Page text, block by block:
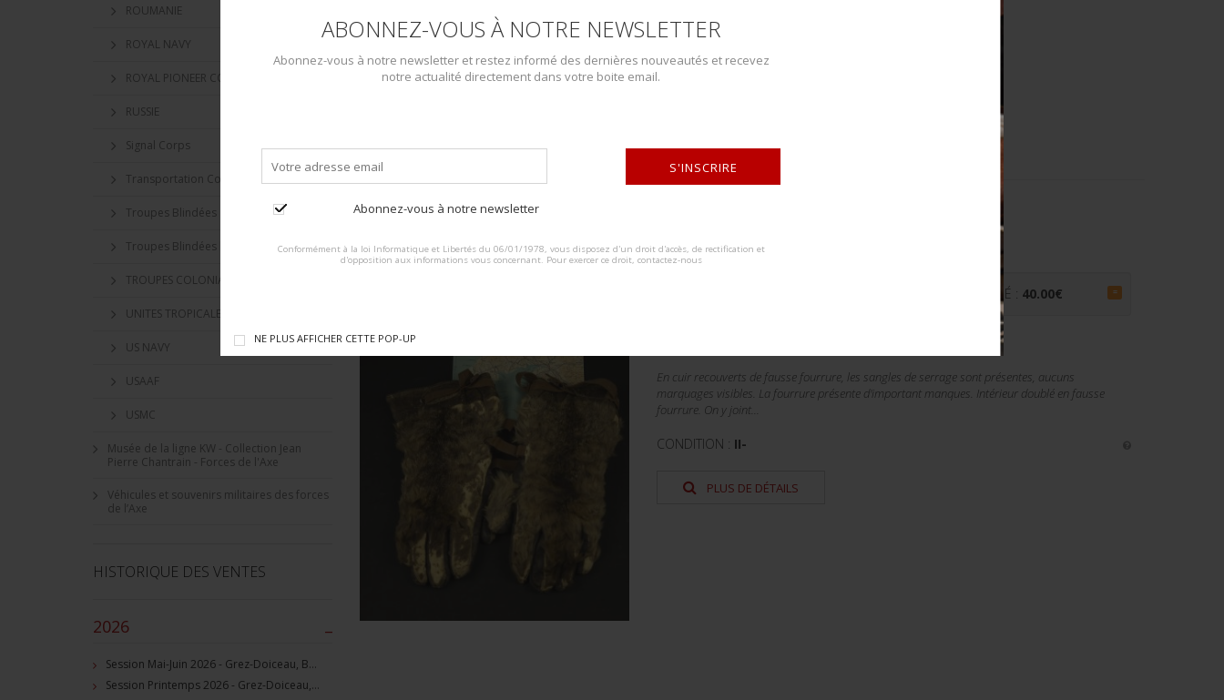
ABONNEZ-VOUS À NOTRE NEWSLETTER
Abonnez-vous à notre newsletter et restez informé des dernières nouveautés et recevez
notre actualité directement dans votre boite email.
Abonnez-vous à notre newsletter
S'INSCRIRE
Conformément à la loi Informatique et Libertés du 06/01/1978, vous disposez d'un droit d'accès, de rectification et
d'opposition aux informations vous concernant. Pour exercer ce droit, contactez-nous
NE PLUS AFFICHER CETTE POP-UP
GANTS DE VOL BRITANNIQUE
PRIX ADJUGÉ : 40.00€ =
En cuir recouverts de fausse fourrure, les sangles de serrage sont présentes, aucuns
marquages visibles. La fourrure présente d'important manques. Intérieur doublé en fausse
fourrure. On y joint...
CONDITION : II-
PLUS DE DÉTAILS
ROUMANIE
ROYAL NAVY
ROYAL PIONEER CORPS
RUSSIE
Signal Corps
Transportation Corps
Troupes Blindées
Troupes Blindées britanniques
TROUPES COLONIALE
UNITES TROPICALES BRITANNIQUES
US NAVY
USAAF
USMC
Musée de la ligne KW - Collection Jean
Pierre Chantrain - Forces de l'Axe
Véhicules et souvenirs militaires des forces
de l’Axe
HISTORIQUE DES VENTES
–
2026
Session Mai-Juin 2026 - Grez-Doiceau, BE - Session de vente d'objets militaire et souvenirs historiques
Session Printemps 2026 - Grez-Doiceau, BE - Session de vente d'objets militaire et souvenirs historiques